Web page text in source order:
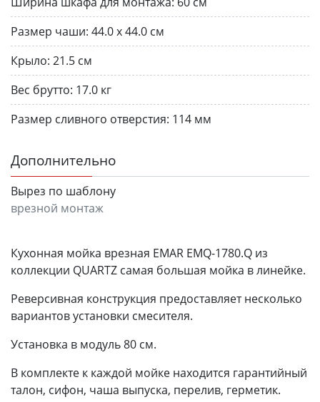
Размер чаши: 44.0 х 44.0 см
Крыло: 21.5 см
Вес брутто: 17.0 кг
Размер сливного отверстия: 114 мм
Дополнительно
Вырез по шаблону
врезной монтаж
Кухонная мойка врезная EMAR EMQ-1780.Q из
коллекции QUARTZ самая большая мойка в линейке.
Реверсивная конструкция предоставляет несколько
вариантов установки смесителя.
Установка в модуль 80 см.
В комплекте к каждой мойке находится гарантийный
талон, сифон, чаша выпуска, перелив, герметик.